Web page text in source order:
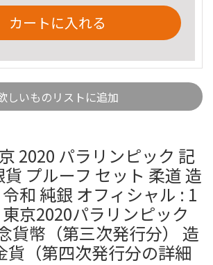
カートに入れる
しいものリストに追加
パラリンピック 記
プルーフ セット 柔道 造
和 純銀 オフィシャル : 1
京2020パラリンピック
貨幣（第三次発行分） 造
貨（第四次発行分の詳細